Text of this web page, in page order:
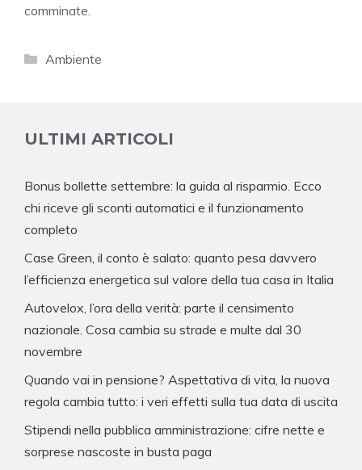
comminate.
Categorie
Ambiente
ULTIMI ARTICOLI
Bonus bollette settembre: la guida al risparmio. Ecco
chi riceve gli sconti automatici e il funzionamento
completo
Case Green, il conto è salato: quanto pesa davvero
l’efficienza energetica sul valore della tua casa in Italia
Autovelox, l’ora della verità: parte il censimento
nazionale. Cosa cambia su strade e multe dal 30
novembre
Quando vai in pensione? Aspettativa di vita, la nuova
regola cambia tutto: i veri effetti sulla tua data di uscita
Stipendi nella pubblica amministrazione: cifre nette e
sorprese nascoste in busta paga